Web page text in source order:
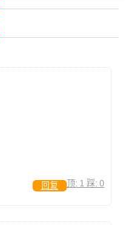
顶: 1 踩: 0
回复